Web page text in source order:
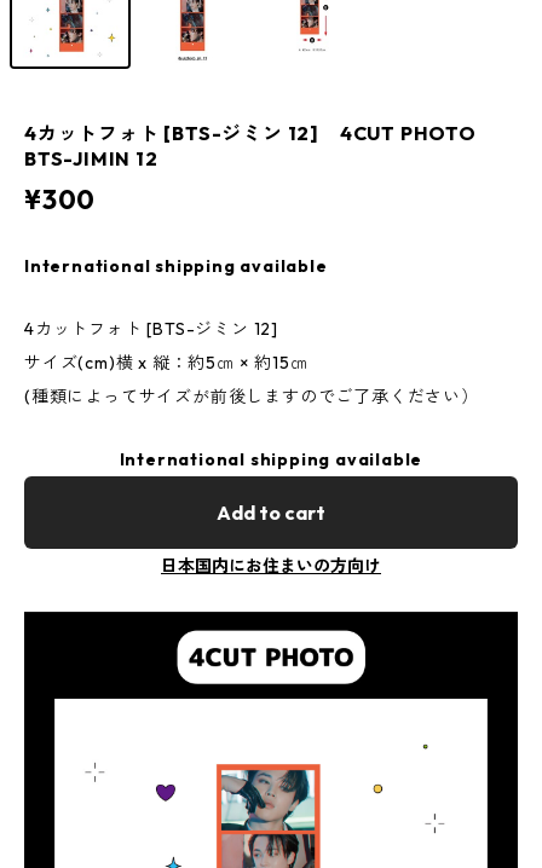
4カットフォト [BTS-ジミン 12] 4CUT PHOTO
BTS-JIMIN 12
¥300
International shipping available
4カットフォト [BTS-ジミン 12]
サイズ(cm)横 x 縦：約5㎝ × 約15㎝
(種類によってサイズが前後しますのでご了承ください）
International shipping available
Add to cart
日本国内にお住まいの方向け